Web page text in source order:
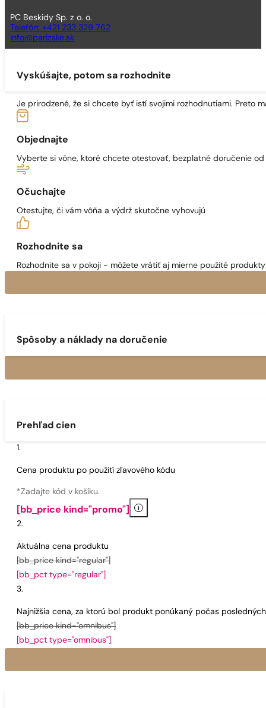
PC Beskidy Sp. z o. o.
Telefón: +421 233 329 762
info@parizske.sk
Vyskúšajte, potom sa rozhodnite
Je prirodzené, že si chcete byť istí svojimi rozhodnutiami. Preto
Objednajte
Vyberte si vône, ktoré chcete otestovať, bezplatné doručenie
Očuchajte
Otestujte, či vám vôňa a výdrž skutočne vyhovujú
Rozhodnite sa
Rozhodnite sa v pokoji - môžete vrátiť aj mierne použité
Spôsoby a náklady na doručenie
Prehľad cien
Cena produktu po použití zľavového kódu
*Zadajte kód v košíku.
[bb_price kind="promo"] i
Aktuálna cena produktu
[bb_price kind="regular"]
[bb_pct type="regular"]
Najnižšia cena, za ktorú bol produkt ponúkaný počas
[bb_price kind="omnibus"]
[bb_pct type="omnibus"]